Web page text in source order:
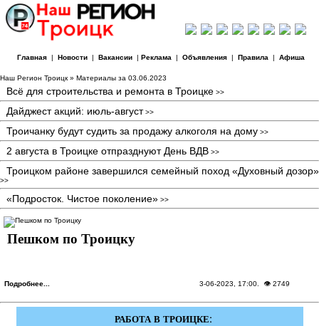
Главная| Новости| Вакансии| Реклама | Объявления| Правила | Афиша
Наш Регион Троицк » Материалы за 03.06.2023
Всё для строительства и ремонта в Троицке >>
Дайджест акций: июль-август>>
Троичанку будут судить за продажу алкоголя на дому >>
2 августа в Троицке отпразднуют День ВДВ >>
Троицком районе завершился семейный поход «Духовный дозор»
>>
«Подросток. Чистое поколение» >>
Пешком по Троицку
Подробнее... 3-06-2023, 17:00 . 👁 2749
РАБОТА В ТРОИЦКЕ: